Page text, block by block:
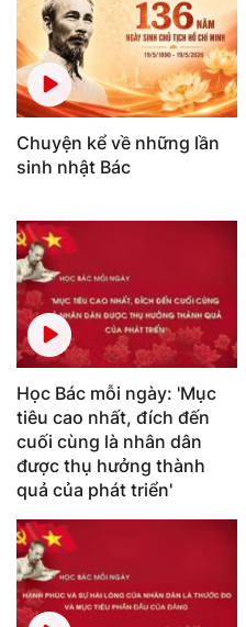
Chuyện kể về những lần
sinh nhật Bác
Học Bác mỗi ngày: 'Mục
tiêu cao nhất, đích đến
cuối cùng là nhân dân
được thụ hưởng thành
quả của phát triển'